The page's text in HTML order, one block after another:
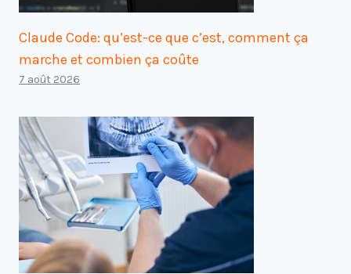
Claude Code: qu’est-ce que c’est, comment ça
marche et combien ça coûte
7 août 2026